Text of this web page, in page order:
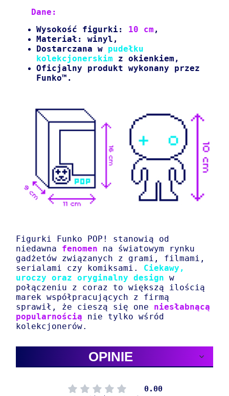
Dane:
Wysokość figurki: 10 cm ,
Materiał: winyl,
Dostarczana w pudełku
kolekcjonerskim z okienkiem,
Oficjalny produkt wykonany przez
Funko™.
Figurki Funko POP! stanowią od
niedawna fenomen
na światowym rynku
gadżetów związanych z grami, filmami,
serialami czy komiksami. Ciekawy,
uroczy oraz oryginalny design w
połączeniu z coraz to większą ilością
marek współpracujących z firmą
sprawił, że cieszą się one niesłabnącą
popularnością nie tylko wśród
kolekcjonerów.
OPINIE
0.00